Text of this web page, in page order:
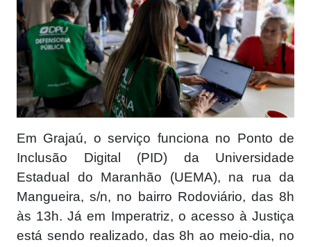
Em Grajaú, o serviço funciona no Ponto de
Inclusão Digital (PID) da Universidade
Estadual do Maranhão (UEMA), na rua da
Mangueira, s/n, no bairro Rodoviário, das 8h
às 13h. Já em Imperatriz, o acesso à Justiça
está sendo realizado, das 8h ao meio-dia, no